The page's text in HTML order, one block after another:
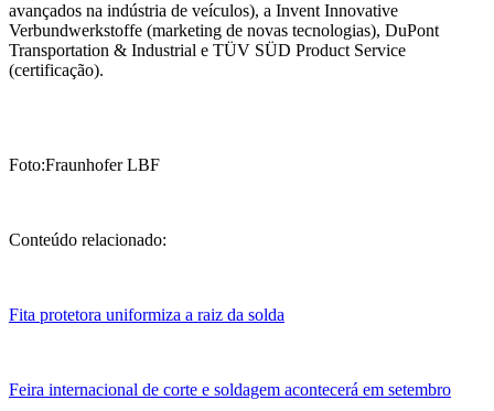
avançados na indústria de veículos), a Invent Innovative
Verbundwerkstoffe (marketing de novas tecnologias), DuPont
Transportation & Industrial e TÜV SÜD Product Service
(certificação).
Foto:Fraunhofer LBF
Conteúdo relacionado:
Fita protetora uniformiza a raiz da solda
Feira internacional de corte e soldagem acontecerá em setembro